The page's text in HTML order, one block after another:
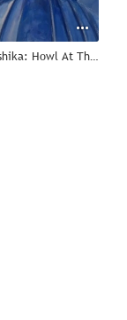
Yorushika: Howl At The Moon